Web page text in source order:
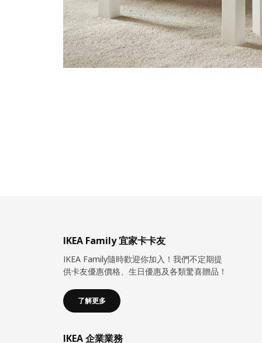
IKEA Family 宜家卡卡友
IKEA Family隨時歡迎你加入！我們不定期提
供卡友優惠價格、生日優惠及各類驚喜贈品！
了解更多
IKEA 企業業務